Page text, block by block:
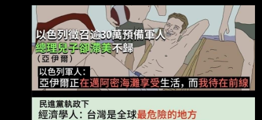
國人以中國人驕傲，現在公開承諾：國民黨執政
之後，就會推動和平統一。 票投國民黨，就是
支持和平統一。
https://youtube.com/shorts/RX64WiBdJoI?
si=2kM8QXSbzFPreA6Q --